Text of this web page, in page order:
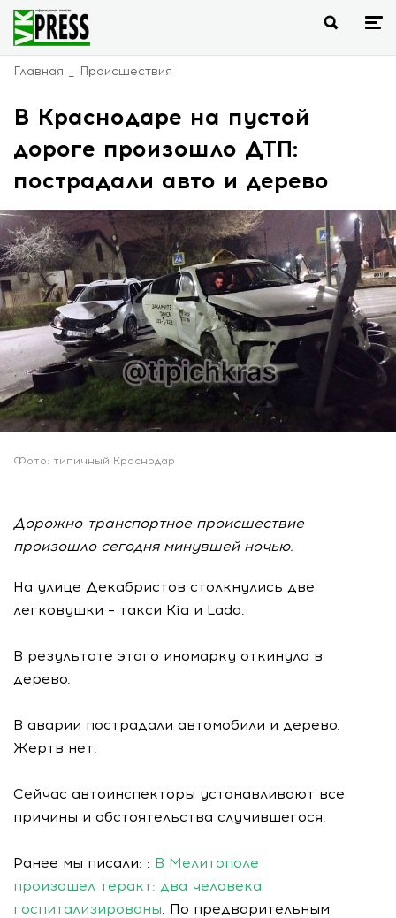
Главная Происшествия
В Краснодаре на пустой
дороге произошло ДТП:
пострадали авто и дерево
Фото: типичный Краснодар
Дорожно-транспортное происшествие
произошло сегодня минувшей ночью.
На улице Декабристов столкнулись две
легковушки – такси Kia и Lada.
В результате этого иномарку откинуло в
дерево.
В аварии пострадали автомобили и дерево.
Жертв нет.
Сейчас автоинспекторы устанавливают все
причины и обстоятельства случившегося.
Ранее мы писали: : В Мелитополе
произошел теракт: два человека
госпитализированы. По предварительным